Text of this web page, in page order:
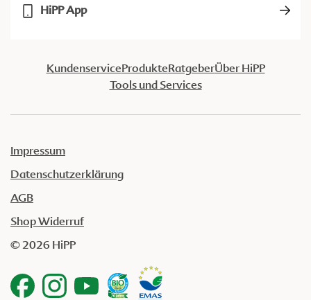
HiPP App
KundenserviceProdukteRatgeberÜber HiPP
Tools und Services
Impressum
Datenschutzerklärung
AGB
Shop Widerruf
© 2026 HiPP